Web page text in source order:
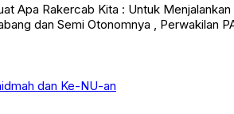
Apa Rakercab Kita : Untuk
dan Semi Otonomnya , Perwakilan